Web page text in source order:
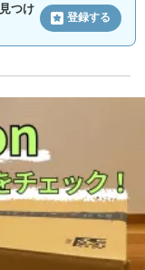
見つけ
登録する